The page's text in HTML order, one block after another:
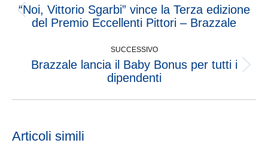
“Noi, Vittorio Sgarbi” vince la Terza edizione
del Premio Eccellenti Pittori – Brazzale
SUCCESSIVO
Brazzale lancia il Baby Bonus per tutti i
dipendenti
Articoli simili